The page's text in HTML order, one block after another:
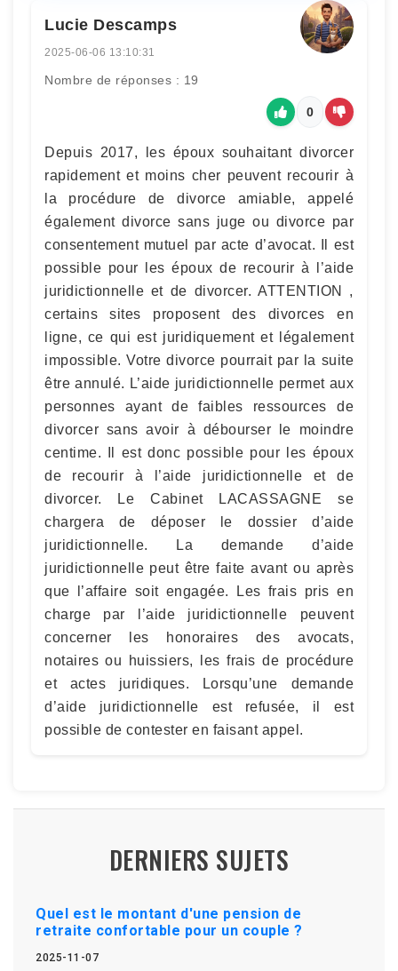
Lucie Descamps
2025-06-06 13:10:31
Nombre de réponses : 19
0
Depuis 2017, les époux souhaitant divorcer
rapidement et moins cher peuvent recourir à
la procédure de divorce amiable, appelé
également divorce sans juge ou divorce par
consentement mutuel par acte d’avocat. Il est
possible pour les époux de recourir à l’aide
juridictionnelle et de divorcer. ATTENTION ,
certains sites proposent des divorces en
ligne, ce qui est juridiquement et légalement
impossible. Votre divorce pourrait par la suite
être annulé. L’aide juridictionnelle permet aux
personnes ayant de faibles ressources de
divorcer sans avoir à débourser le moindre
centime. Il est donc possible pour les époux
de recourir à l’aide juridictionnelle et de
divorcer. Le Cabinet LACASSAGNE se
chargera de déposer le dossier d’aide
juridictionnelle. La demande d’aide
juridictionnelle peut être faite avant ou après
que l’affaire soit engagée. Les frais pris en
charge par l’aide juridictionnelle peuvent
concerner les honoraires des avocats,
notaires ou huissiers, les frais de procédure
et actes juridiques. Lorsqu’une demande
d’aide juridictionnelle est refusée, il est
possible de contester en faisant appel.
DERNIERS SUJETS
Quel est le montant d'une pension de
retraite confortable pour un couple ?
2025-11-07